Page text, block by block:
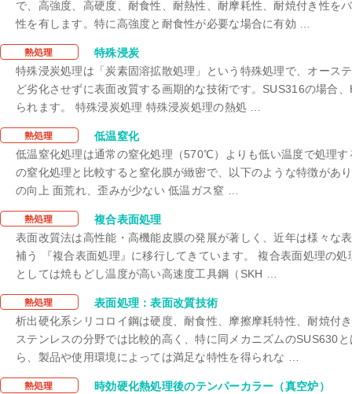
で、高強度、高硬度、耐食性、耐熱性、耐摩耗性、耐焼付き性を
性を有します。特に高強度と耐食性が必要な場合に有効 …
時効硬化
特殊浸炭
特殊浸炭処理は「炭素固溶拡散処理」という特殊処理で、オース
ど劣化させずに表面改質する画期的な技術です。SUS316の場合
られます。 特殊浸炭処理 特殊浸炭処理の熱処 …
時効硬化
低温窒化
低温窒化処理は通常の窒化処理（570℃）よりも低い温度で処理
の窒化処理と比較すると窒化膜が緻密で、以下のような特徴があ
の向上 面荒れ、歪みが少ない 低温ガス窒 …
時効硬化
複合表面処理
表面改質法は高性能・高機能皮膜の発展が著しく、近年は様々な
補う 『複合表面処理』に移行してきています。 複合表面処理の
としては焼もどし温度が高い高速度工具鋼（SKH …
時効硬化
表面処理：表面改質技術
析出硬化系シリコロイ鋼は硬度、耐食性、摩擦摩耗特性、耐焼付
ステンレスの分野では比較的高く、特に同メカニズムのSUS630
ら、製品や使用環境によっては満足な特性を得られな …
時効硬化
時効硬化熱処理後のテンパーカラー（真空炉）